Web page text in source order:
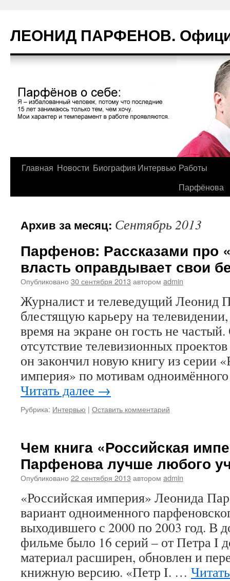
содержимому
ЛЕОНИД ПАРФЕНОВ.
Главная Новости Биография Интервью Работы
Парфёнова
Архив за месяц: Сентябрь 2013
Парфенов: Рассказами про
власть оправдывает свои
Опубликовано 30 сентября 2013 автором admin
Журналист и телеведущий Леонид
блестящую карьеру на
время на экране он гость не
отсутствие телевизионных
он закончил новую книгу из серии
империя» по мотивам
Читать далее →
Рубрика: Интервью | Оставить комментарий
Чем книга «Российская
Парфенова лучше любого
Опубликовано 22 сентября 2013 автором admin
«Российская империя» Леонида
вариант одноименного
выходившего с 2000 по 2003 год. В
фильме было 16 серий – от Петра I
материал расширен, обновлен и
книжную версию. «Петр I. …